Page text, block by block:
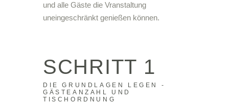
und alle Gäste die Vranstaltung
uneingeschränkt genießen können.
SCHRITT 1
DIE GRUNDLAGEN LEGEN -
GÄSTEANZAHL UND
TISCHORDNUNG